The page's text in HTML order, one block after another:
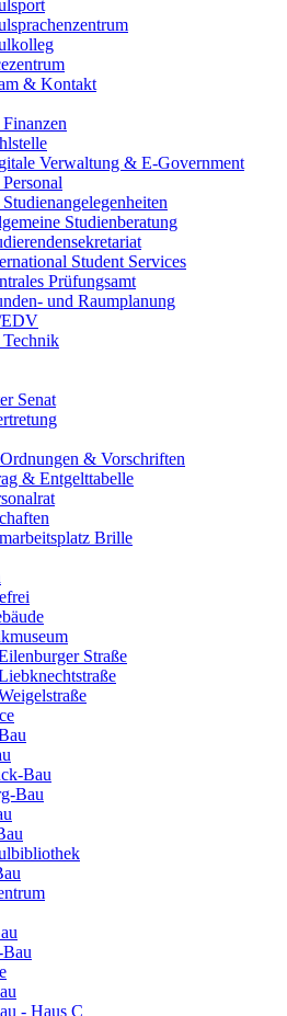
& Kontakt
Verwaltung & E-Government
Studienberatung
Student Services
Prüfungsamt
und Raumplanung
Technik
Senat
& Vorschriften
& Entgelttabelle
Brille
Straße
Bau
Bau
Bau
- Haus C